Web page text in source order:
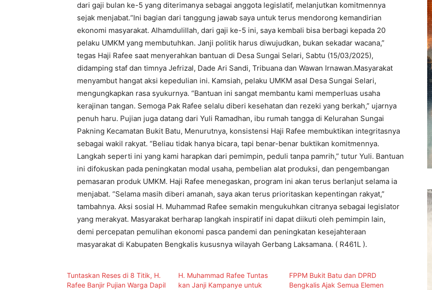
dari gaji bulan ke-5 yang diterimanya sebagai anggota legislatif, melanjutkan komitmennya
sejak menjabat.“Ini bagian dari tanggung jawab saya untuk terus mendorong kemandirian
ekonomi masyarakat. Alhamdulillah, dari gaji ke-5 ini, saya kembali bisa berbagi kepada 20
pelaku UMKM yang membutuhkan. Janji politik harus diwujudkan, bukan sekadar wacana,”
tegas Haji Rafee saat menyerahkan bantuan di Desa Sungai Selari, Sabtu (15/03/2025),
didamping staf dan timnya Jefrizal, Dade Ari Sandi, Tribuana dan Wawan Irnawan.Masyarakat
menyambut hangat aksi kepedulian ini. Kamsiah, pelaku UMKM asal Desa Sungai Selari,
mengungkapkan rasa syukurnya. “Bantuan ini sangat membantu kami memperluas usaha
kerajinan tangan. Semoga Pak Rafee selalu diberi kesehatan dan rezeki yang berkah,” ujarnya
penuh haru. Pujian juga datang dari Yuli Ramadhan, ibu rumah tangga di Kelurahan Sungai
Pakning Kecamatan Bukit Batu, Menurutnya, konsistensi Haji Rafee membuktikan integritasnya
sebagai wakil rakyat. “Beliau tidak hanya bicara, tapi benar-benar buktikan komitmennya.
Langkah seperti ini yang kami harapkan dari pemimpin, peduli tanpa pamrih,” tutur Yuli. Bantuan
ini difokuskan pada peningkatan modal usaha, pembelian alat produksi, dan pengembangan
pemasaran produk UMKM. Haji Rafee menegaskan, program ini akan terus berlanjut selama ia
menjabat. “Selama masih diberi amanah, saya akan terus prioritaskan kepentingan rakyat,”
tambahnya. Aksi sosial H. Muhammad Rafee semakin mengukuhkan citranya sebagai legislator
yang merakyat. Masyarakat berharap langkah inspiratif ini dapat diikuti oleh pemimpin lain,
demi percepatan pemulihan ekonomi pasca pandemi dan peningkatan kesejahteraan
masyarakat di Kabupaten Bengkalis kususnya wilayah Gerbang Laksamana. ( R461L ).
Tuntaskan Reses di 8 Titik, H.
Rafee Banjir Pujian Warga Dapil
H. Muhammad Rafee Tuntas
kan Janji Kampanye untuk
FPPM Bukit Batu dan DPRD
Bengkalis Ajak Semua Elemen